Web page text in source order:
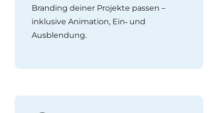
Branding deiner Projekte passen –
inklusive Animation, Ein‑ und
Ausblendung.